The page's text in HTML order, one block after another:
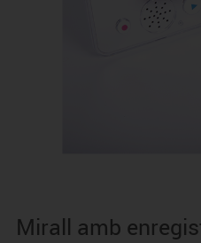
Mirall amb